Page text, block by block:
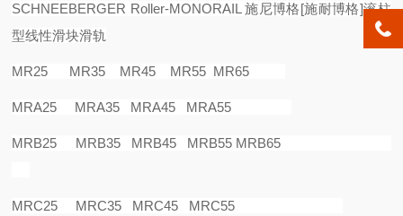
SCHNEEBERGER Roller-MONORAIL施尼博格[施耐博格]滚柱
型线性滑块滑轨
MR25 MR35 MR45 MR55 MR65
MRA25 MRA35 MRA45 MRA55
MRB25 MRB35 MRB45 MRB55 MRB65
MRC25 MRC35 MRC45 MRC55